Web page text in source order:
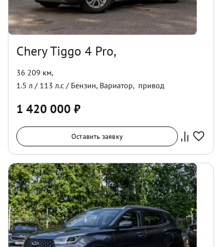
Chery Tiggo 4 Pro,
36 209 км,
1.5 л / 113 л.с / Бензин, Вариатор, привод
1 420 000 ₽
Оставить заявку